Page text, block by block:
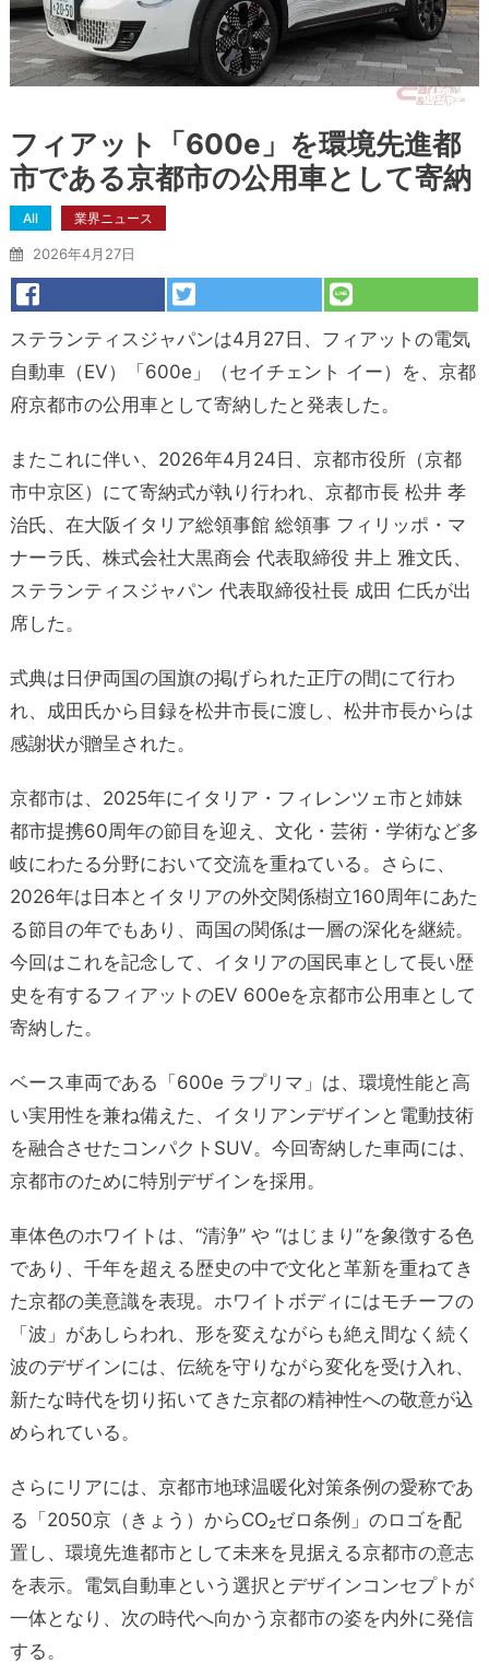
フィアット「600e」を環境先進都
市である京都市の公用車として寄納
All 業界ニュース
2026年4月27日
ステランティスジャパンは4月27日、フィアットの電気
自動車（EV）「600e」（セイチェント イー）を、京都
府京都市の公用車として寄納したと発表した。
またこれに伴い、2026年4月24日、京都市役所（京都
市中京区）にて寄納式が執り行われ、京都市長 松井 孝
治氏、在大阪イタリア総領事館 総領事 フィリッポ・マ
ナーラ氏、株式会社大黒商会 代表取締役 井上 雅文氏、
ステランティスジャパン 代表取締役社長 成田 仁氏が出
席した。
式典は日伊両国の国旗の掲げられた正庁の間にて行わ
れ、成田氏から目録を松井市長に渡し、松井市長からは
感謝状が贈呈された。
京都市は、2025年にイタリア・フィレンツェ市と姉妹
都市提携60周年の節目を迎え、文化・芸術・学術など多
岐にわたる分野において交流を重ねている。さらに、
2026年は日本とイタリアの外交関係樹立160周年にあた
る節目の年でもあり、両国の関係は一層の深化を継続。
今回はこれを記念して、イタリアの国民車として長い歴
史を有するフィアットのEV 600eを京都市公用車として
寄納した。
ベース車両である「600e ラプリマ」は、環境性能と高
い実用性を兼ね備えた、イタリアンデザインと電動技術
を融合させたコンパクトSUV。今回寄納した車両には、
京都市のために特別デザインを採用。
車体色のホワイトは、“清浄” や “はじまり”を象徴する色
であり、千年を超える歴史の中で文化と革新を重ねてき
た京都の美意識を表現。ホワイトボディにはモチーフの
「波」があしらわれ、形を変えながらも絶え間なく続く
波のデザインには、伝統を守りながら変化を受け入れ、
新たな時代を切り拓いてきた京都の精神性への敬意が込
められている。
さらにリアには、京都市地球温暖化対策条例の愛称であ
る「2050京（きょう）からCO₂ゼロ条例」のロゴを配
置し、環境先進都市として未来を見据える京都市の意志
を表示。電気自動車という選択とデザインコンセプトが
一体となり、次の時代へ向かう京都市の姿を内外に発信
する。